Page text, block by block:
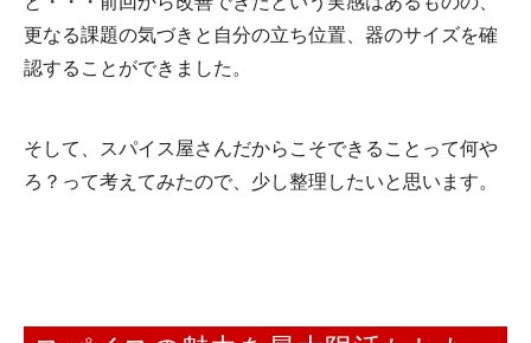
更なる課題の気づきと自分の立ち位置、器のサイズを確
認することができました。
そして、スパイス屋さんだからこそできることって何や
ろ？って考えてみたので、少し整理したいと思います。